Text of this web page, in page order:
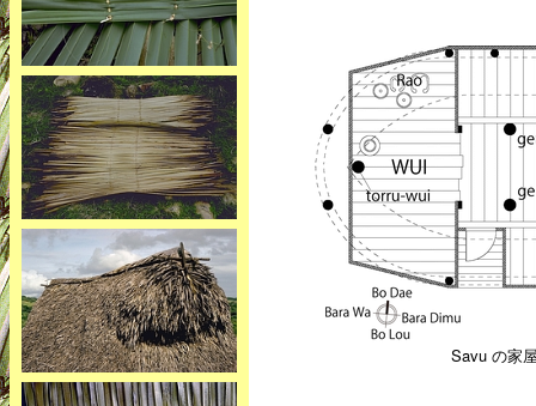
Savu の家